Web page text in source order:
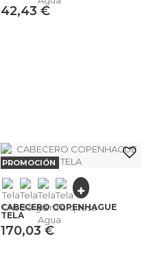
42,43 €
PROMOCIÓN
CABECERO COPENHAGUE
TELA
170,03 €